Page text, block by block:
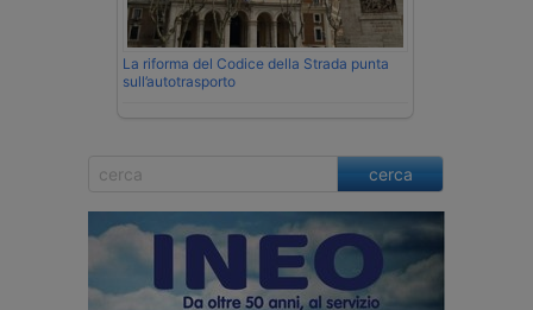
La riforma del Codice della Strada punta
sull’autotrasporto
cerca